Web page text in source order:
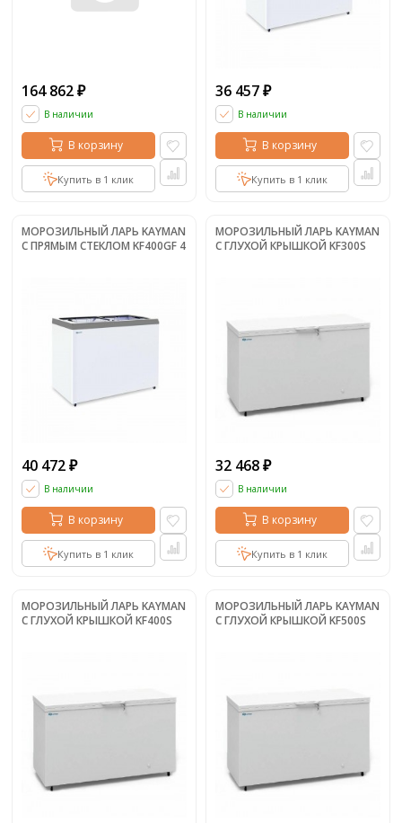
164 862 ₽
В наличии
В корзину
Купить в 1 клик
36 457 ₽
В наличии
В корзину
Купить в 1 клик
МОРОЗИЛЬНЫЙ ЛАРЬ KAYMAN
С ПРЯМЫМ СТЕКЛОМ KF400GF 4
40 472 ₽
В наличии
В корзину
Купить в 1 клик
МОРОЗИЛЬНЫЙ ЛАРЬ KAYMAN
С ГЛУХОЙ КРЫШКОЙ KF300S
32 468 ₽
В наличии
В корзину
Купить в 1 клик
МОРОЗИЛЬНЫЙ ЛАРЬ KAYMAN
С ГЛУХОЙ КРЫШКОЙ KF400S
МОРОЗИЛЬНЫЙ ЛАРЬ KAYMAN
С ГЛУХОЙ КРЫШКОЙ KF500S